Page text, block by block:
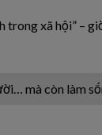
trong xã hội” –
mà còn làm